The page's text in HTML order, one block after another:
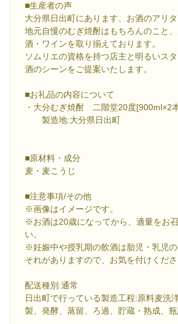
■生産者の声
大分県日出町にあります、お酒のアリタ
地元自慢のむぎ焼酎はもちろんのこと
酒・ワインを取り揃えております。
ソムリエの資格を持つ店主と明るいス
酒のシーンをご提案いたします。
■お礼品の内容について
・大分むぎ焼酎 二階堂20度[900ml×2
製造地:大分県日出町
■原材料・成分
麦・麦こうじ
■注意事項/その他
※画像はイメージです。
※お酒は20歳になってから、適量をお
い。
※妊娠中や授乳期の飲酒は胎児・乳児
それがありますので、お気を付けくださ
配送種別:通常
日出町で行っている製造工程:原料麦洗
製、発酵、蒸留、ろ過、貯蔵・熟成、